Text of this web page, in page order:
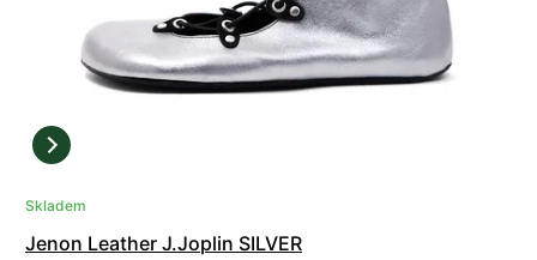
Skladem
Jenon Leather J.Joplin SILVER